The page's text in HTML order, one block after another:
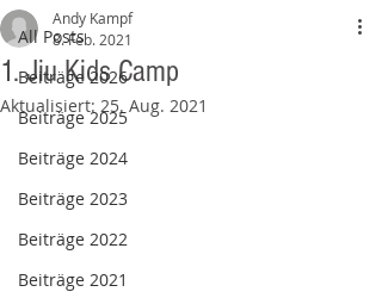
All Posts
Beiträge 2026
Beiträge 2025
Beiträge 2024
Beiträge 2023
Beiträge 2022
Beiträge 2021
1. Jiu Kids Camp
Andy Kampf
8. Feb. 2021
Aktualisiert: 25. Aug. 2021